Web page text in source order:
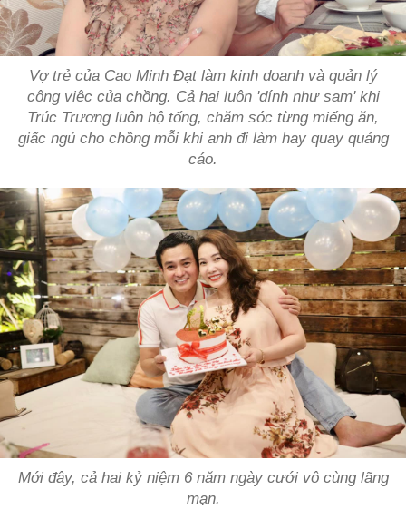
Vợ trẻ của Cao Minh Đạt làm kinh doanh và quản lý
công việc của chồng. Cả hai luôn 'dính như sam' khi
Trúc Trương luôn hộ tống, chăm sóc từng miếng ăn,
giấc ngủ cho chồng mỗi khi anh đi làm hay quay quảng
cáo.
Mới đây, cả hai kỷ niệm 6 năm ngày cưới vô cùng lãng
mạn.